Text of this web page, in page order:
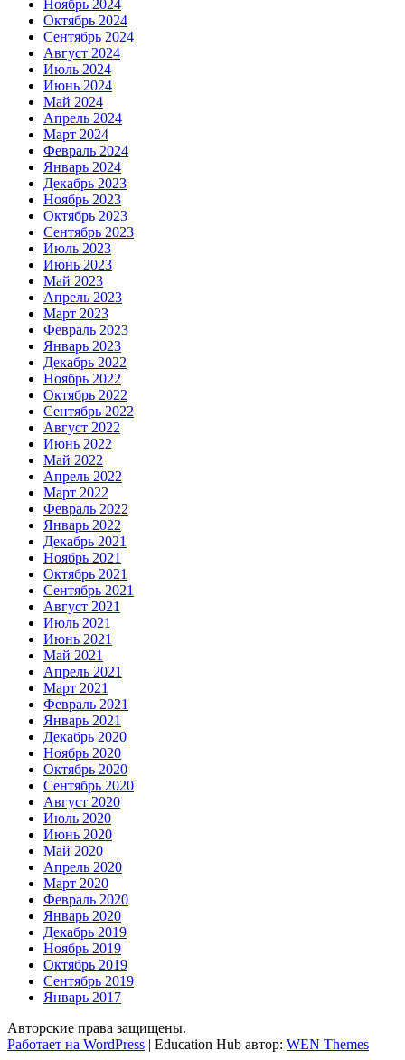
Ноябрь 2024
Октябрь 2024
Сентябрь 2024
Август 2024
Июль 2024
Июнь 2024
Май 2024
Апрель 2024
Март 2024
Февраль 2024
Январь 2024
Декабрь 2023
Ноябрь 2023
Октябрь 2023
Сентябрь 2023
Июль 2023
Июнь 2023
Май 2023
Апрель 2023
Март 2023
Февраль 2023
Январь 2023
Декабрь 2022
Ноябрь 2022
Октябрь 2022
Сентябрь 2022
Август 2022
Июнь 2022
Май 2022
Апрель 2022
Март 2022
Февраль 2022
Январь 2022
Декабрь 2021
Ноябрь 2021
Октябрь 2021
Сентябрь 2021
Август 2021
Июль 2021
Июнь 2021
Май 2021
Апрель 2021
Март 2021
Февраль 2021
Январь 2021
Декабрь 2020
Ноябрь 2020
Октябрь 2020
Сентябрь 2020
Август 2020
Июль 2020
Июнь 2020
Май 2020
Апрель 2020
Март 2020
Февраль 2020
Январь 2020
Декабрь 2019
Ноябрь 2019
Октябрь 2019
Сентябрь 2019
Январь 2017
Авторские права защищены.
Работает на WordPress | Education Hub автор: WEN Themes